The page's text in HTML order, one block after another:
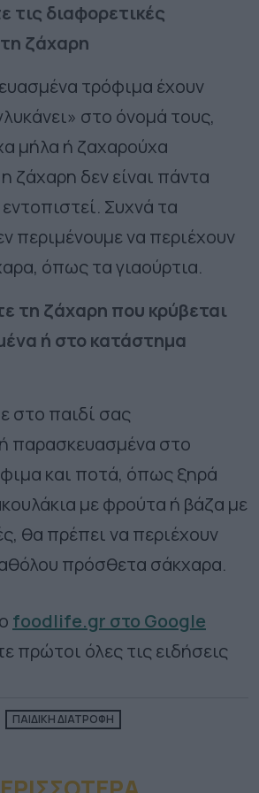
τις διαφορετικές
ζάχαρη
τρόφιμα έχουν
στο όνομά τους,
μήλα ή ζαχαρούχα
ζάχαρη δεν είναι πάντα
Συχνά τα
περιμένουμε να περιέχουν
όπως τα γιαούρτια.
τη ζάχαρη που κρύβεται
ή στο κατάστημα
στο παιδί σας
παρασκευασμένα στο
και ποτά, όπως ξηρά
με φρούτα ή βάζα με
θα πρέπει να περιέχουν
πρόσθετα σάκχαρα.
foodlife.gr στο Google
πρώτοι όλες τις ειδήσεις
ΠΑΙΔΙΚΗ ΔΙΑΤΡΟΦΗ